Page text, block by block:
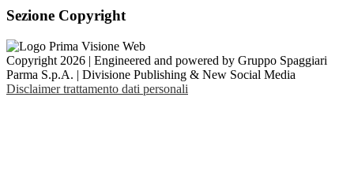
Sezione Copyright
Copyright 2026 | Engineered and powered by Gruppo Spaggiari
Parma S.p.A. | Divisione Publishing & New Social Media
Disclaimer trattamento dati personali